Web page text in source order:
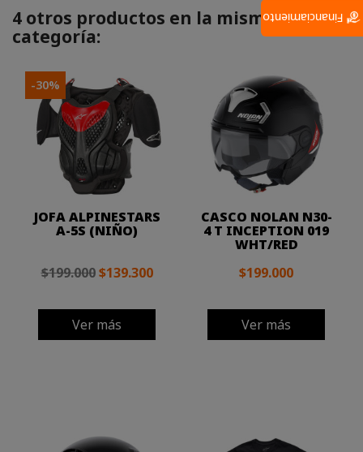
4 otros productos en la misma
categoría:
JOFA ALPINESTARS
A-5S (NIÑO)
$199.000 $139.300
Ver más
-30%
CASCO NOLAN N30-
4 T INCEPTION 019
WHT/RED
$199.000
Ver más
Financiamiento